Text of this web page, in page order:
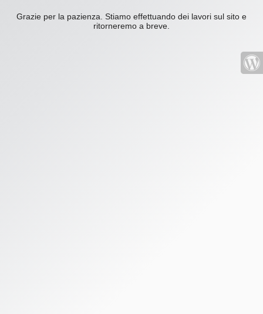
Grazie per la pazienza. Stiamo effettuando dei lavori sul sito e
ritorneremo a breve.